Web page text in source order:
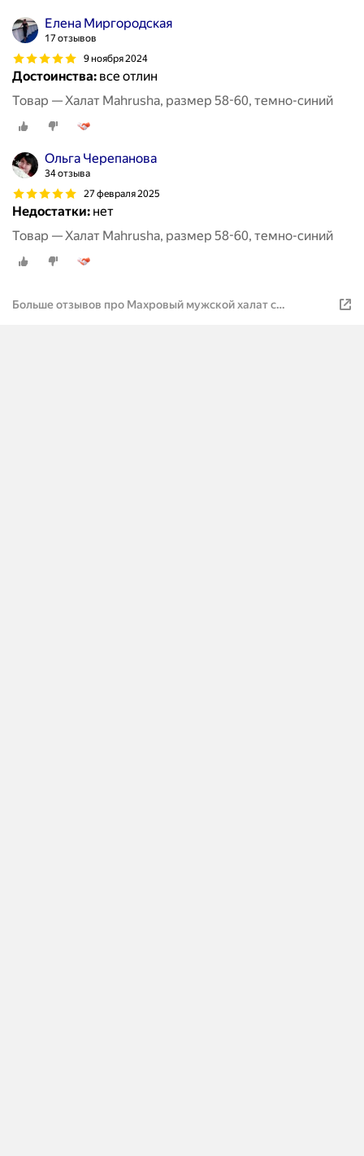
Елена Миргородская
17 отзывов
9 ноября 2024
Достоинства: все отлин
Товар — Халат Mahrusha, размер 58-60, темно-синий
Ольга Черепанова
34 отзыва
27 февраля 2025
Недостатки: нет
Товар — Халат Mahrusha, размер 58-60, темно-синий
Больше отзывов про Махровый мужской халат с